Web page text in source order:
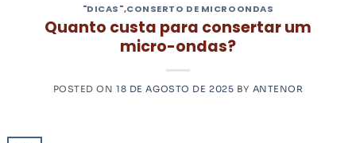
"DICAS",CONSERTO DE MICROONDAS
Quanto custa para consertar um
micro-ondas?
POSTED ON18 DE AGOSTO DE 2025 BY ANTENOR